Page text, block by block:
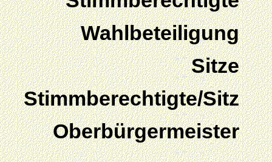
Wahlbeteiligung
Sitze
Stimmberechtigte/Sitz
Oberbürgermeister